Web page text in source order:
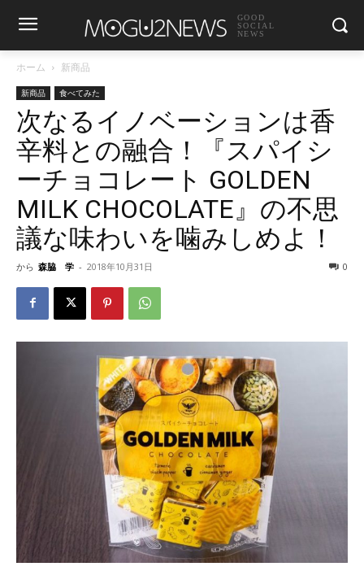
GOOD
SOCIAL
NEWS
ホーム 新商品
新商品 食べてみた
次なるイノベーションは香
辛料との融合！『スパイシ
ーチョコレート GOLDEN
MILK CHOCOLATE』の不思
議な味わいを噛みしめよ！
から 森脇 学 - 2018年10月31日 0